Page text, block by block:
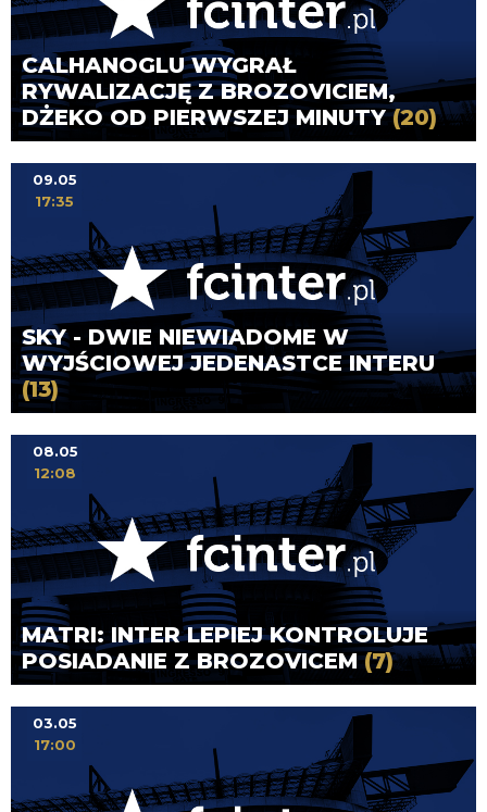
CALHANOGLU WYGRAŁ
RYWALIZACJĘ Z BROZOVICIEM,
DŻEKO OD PIERWSZEJ MINUTY(20)
SKY - DWIE NIEWIADOME W
WYJŚCIOWEJ JEDENASTCE INTERU
(13)
09.05
17:35
MATRI: INTER LEPIEJ KONTROLUJE
POSIADANIE Z BROZOVICEM(7)
08.05
12:08
03.05
17:00